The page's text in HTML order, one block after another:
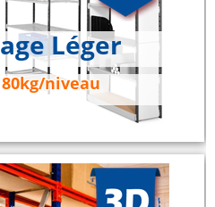
Léger
niveau